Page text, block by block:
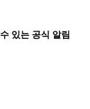
있는 공식 알림